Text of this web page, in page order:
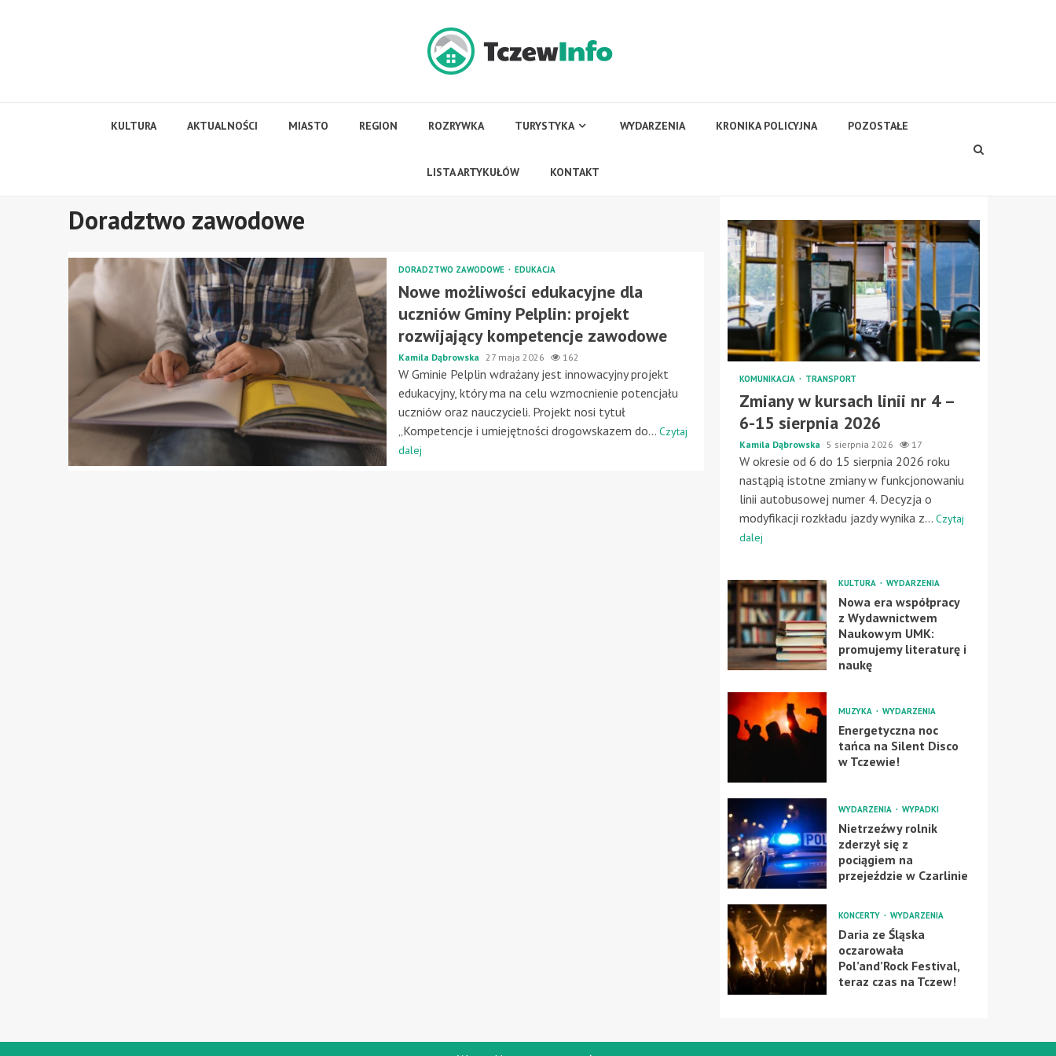
KULTURA AKTUALNOŚCI MIASTO REGION ROZRYWKA TURYSTYKA WYDARZENIA KRONIKA POLICYJNA POZOSTAŁE
LISTA ARTYKUŁÓW KONTAKT
Doradztwo zawodowe
DORADZTWO ZAWODOWE EDUKACJA
Nowe możliwości edukacyjne dla
uczniów Gminy Pelplin: projekt
rozwijający kompetencje zawodowe
Kamila Dąbrowska 27 maja 2026 162
W Gminie Pelplin wdrażany jest innowacyjny projekt
edukacyjny, który ma na celu wzmocnienie potencjału
uczniów oraz nauczycieli. Projekt nosi tytuł
„Kompetencje i umiejętności drogowskazem do... Czytaj
dalej
KOMUNIKACJA TRANSPORT
Zmiany w kursach linii nr 4 –
6-15 sierpnia 2026
Kamila Dąbrowska 5 sierpnia 2026 17
W okresie od 6 do 15 sierpnia 2026 roku
nastąpią istotne zmiany w funkcjonowaniu
linii autobusowej numer 4. Decyzja o
modyfikacji rozkładu jazdy wynika z... Czytaj
dalej
KULTURA WYDARZENIA
Nowa era współpracy
z Wydawnictwem
Naukowym UMK:
promujemy literaturę i
naukę
MUZYKA WYDARZENIA
Energetyczna noc
tańca na Silent Disco
w Tczewie!
WYDARZENIA WYPADKI
Nietrzeźwy rolnik
zderzył się z
pociągiem na
przejeździe w Czarlinie
KONCERTY WYDARZENIA
Daria ze Śląska
oczarowała
Pol’and’Rock Festival,
teraz czas na Tczew!